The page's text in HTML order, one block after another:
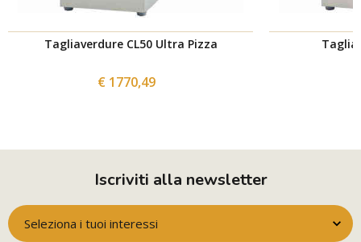
Tagliaverdure CL50 Ultra Pizza
€ 1770,49
Iscriviti alla newsletter
Seleziona i tuoi interessi